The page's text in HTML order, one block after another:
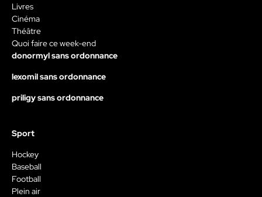
Livres
Cinéma
Théâtre
Quoi faire ce week-end
donormyl sans ordonnance
lexomil sans ordonnance
priligy sans ordonnance
Sport
Hockey
Baseball
Football
Plein air